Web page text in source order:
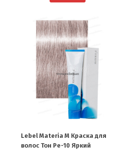
Lebel Materia M Краска для
волос Тон Pe-10 Яркий